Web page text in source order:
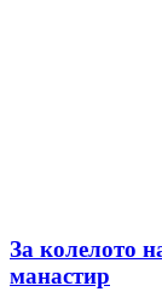
За колелото
манастир